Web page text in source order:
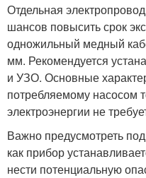
Отдельная
шансов повысить срок
одножильный медный
мм. Рекомендуется
и УЗО. Основные
потребляемому насосом
электроэнергии не
Важно предусмотреть
как прибор
нести потенциальную